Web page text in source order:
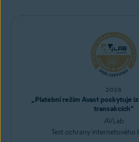
2026
„Platební režim Avast poskytuje
transakcích“
AVLab
Test ochrany internetového